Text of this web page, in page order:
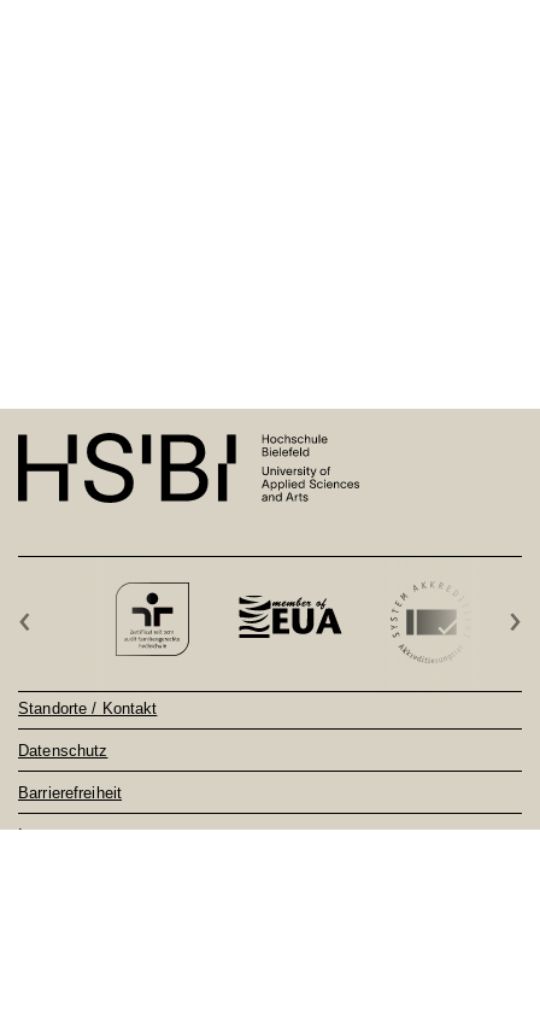
‹ ›
Standorte / Kontakt
Datenschutz
Barrierefreiheit
Impressum